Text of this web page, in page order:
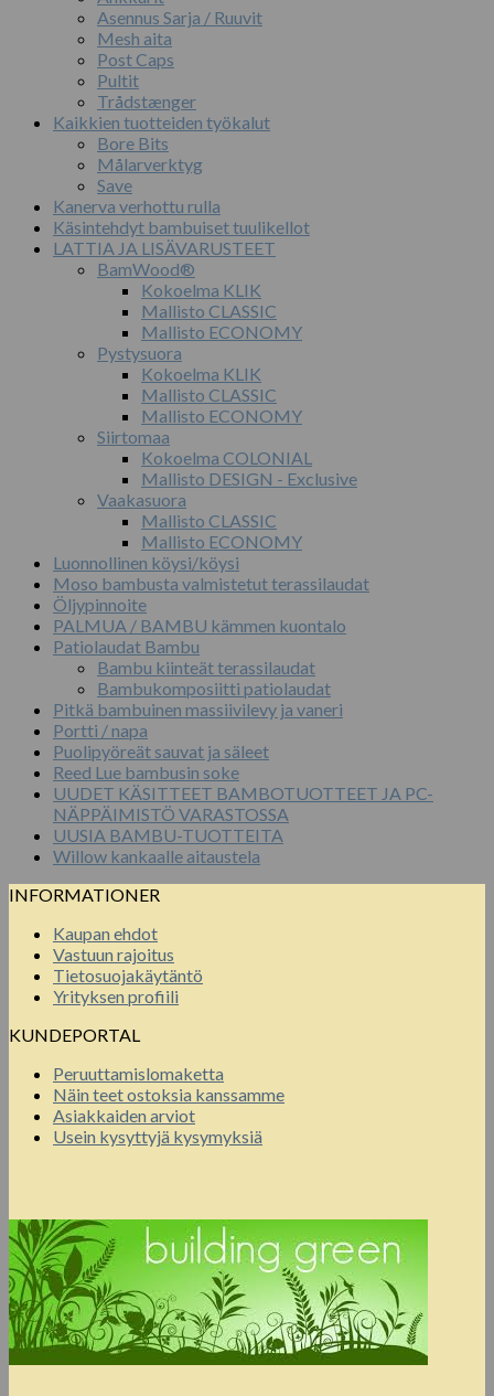
Asennus Sarja / Ruuvit
Mesh aita
Post Caps
Pultit
Trådstænger
Kaikkien tuotteiden työkalut
Bore Bits
Målarverktyg
Save
Kanerva verhottu rulla
Käsintehdyt bambuiset tuulikellot
LATTIA JA LISÄVARUSTEET
BamWood®
Kokoelma KLIK
Mallisto CLASSIC
Mallisto ECONOMY
Pystysuora
Kokoelma KLIK
Mallisto CLASSIC
Mallisto ECONOMY
Siirtomaa
Kokoelma COLONIAL
Mallisto DESIGN - Exclusive
Vaakasuora
Mallisto CLASSIC
Mallisto ECONOMY
Luonnollinen köysi/köysi
Moso bambusta valmistetut terassilaudat
Öljypinnoite
PALMUA / BAMBU kämmen kuontalo
Patiolaudat Bambu
Bambu kiinteät terassilaudat
Bambukomposiitti patiolaudat
Pitkä bambuinen massiivilevy ja vaneri
Portti / napa
Puolipyöreät sauvat ja säleet
Reed Lue bambusin soke
UUDET KÄSITTEET BAMBOTUOTTEET JA PC-
NÄPPÄIMISTÖ VARASTOSSA
UUSIA BAMBU-TUOTTEITA
Willow kankaalle aitaustela
INFORMATIONER
Kaupan ehdot
Vastuun rajoitus
Tietosuojakäytäntö
Yrityksen profiili
KUNDEPORTAL
Peruuttamislomaketta
Näin teet ostoksia kanssamme
Asiakkaiden arviot
Usein kysyttyjä kysymyksiä